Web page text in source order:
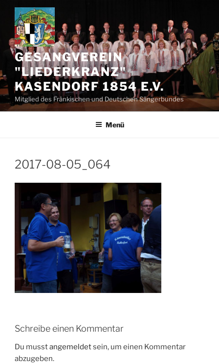
Zum
Inhalt
springen
GESANGVEREIN
"LIEDERKRANZ"
KASENDORF 1854 E.V.
Mitglied des Fränkischen und Deutschen Sängerbundes
Menü
2017-08-05_064
Schreibe einen Kommentar
Du musstangemeldetsein, um einen Kommentar
abzugeben.